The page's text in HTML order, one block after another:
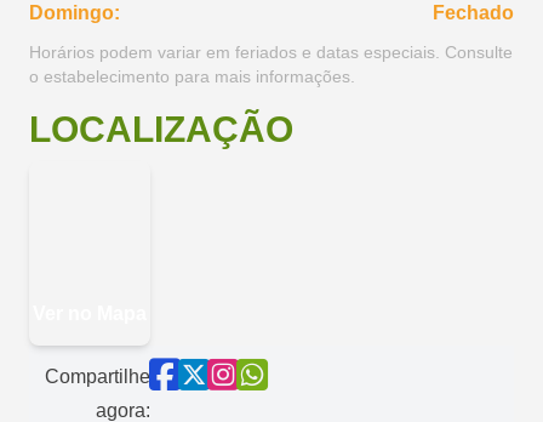
Domingo: Fechado
Horários podem variar em feriados e datas especiais. Consulte
o estabelecimento para mais informações.
LOCALIZAÇÃO
Compartilhe
agora: